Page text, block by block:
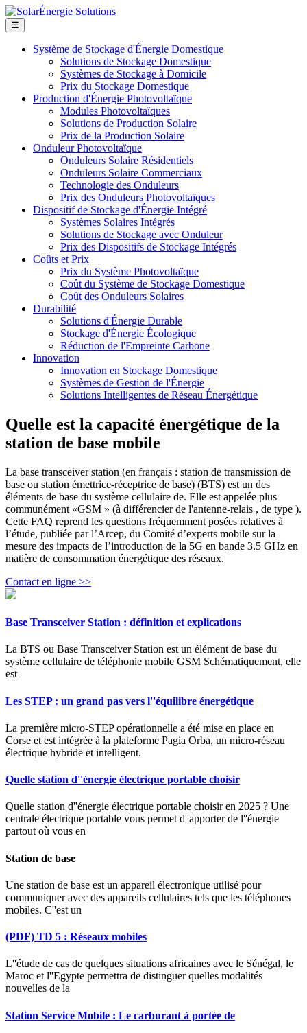
☰
Système de Stockage d'Énergie Domestique
Solutions de Stockage Domestique
Systèmes de Stockage à Domicile
Prix du Stockage Domestique
Production d'Énergie Photovoltaïque
Modules Photovoltaïques
Solutions de Production Solaire
Prix de la Production Solaire
Onduleur Photovoltaïque
Onduleurs Solaire Résidentiels
Onduleurs Solaire Commerciaux
Technologie des Onduleurs
Prix des Onduleurs Photovoltaïques
Dispositif de Stockage d'Énergie Intégré
Systèmes Solaires Intégrés
Solutions de Stockage avec Onduleur
Prix des Dispositifs de Stockage Intégrés
Coûts et Prix
Prix du Système Photovoltaïque
Coût du Système de Stockage Domestique
Coût des Onduleurs Solaires
Durabilité
Solutions d'Énergie Durable
Stockage d'Énergie Écologique
Réduction de l'Empreinte Carbone
Innovation
Innovation en Stockage Domestique
Systèmes de Gestion de l'Énergie
Solutions Intelligentes de Réseau Énergétique
Quelle est la capacité énergétique de la
station de base mobile
La base transceiver station (en français : station de transmission de
base ou station émettrice-réceptrice de base) (BTS) est un des
éléments de base du système cellulaire de. Elle est appelée plus
communément «GSM » (à différencier de l'antenne-relais , de type ).
Cette FAQ reprend les questions fréquemment posées relatives à
l’étude, publiée par l’Arcep, du Comité d’experts mobile sur la
mesure des impacts de l’introduction de la 5G en bande 3.5 GHz en
matière de consommation énergétique des réseaux.
Contact en ligne >>
Base Transceiver Station : définition et explications
La BTS ou Base Transceiver Station est un élément de base du
système cellulaire de téléphonie mobile GSM Schématiquement, elle
est
Les STEP : un grand pas vers l''équilibre énergétique
La première micro-STEP opérationnelle a été mise en place en
Corse et est intégrée à la plateforme Pagia Orba, un micro-réseau
électrique hybride et intelligent.
Quelle station d''énergie électrique portable choisir
Quelle station d''énergie électrique portable choisir en 2025 ? Une
centrale électrique portable vous permet d''apporter de l''énergie
partout où vous en
Station de base
Une station de base est un appareil électronique utilisé pour
communiquer avec des appareils cellulaires tels que les téléphones
mobiles. C''est un
(PDF) TD 5 : Réseaux mobiles
L''étude de cas de quelques situations africaines avec le Sénégal, le
Maroc et l''Egypte permettra de distinguer quelles modalités
nouvelles de la
Station Service Mobile : Le carburant à portée de